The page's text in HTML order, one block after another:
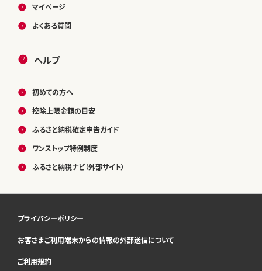
マイページ
よくある質問
ヘルプ
初めての方へ
控除上限金額の目安
ふるさと納税確定申告ガイド
ワンストップ特例制度
ふるさと納税ナビ（外部サイト）
プライバシーポリシー
お客さまご利用端末からの情報の外部送信について
ご利用規約